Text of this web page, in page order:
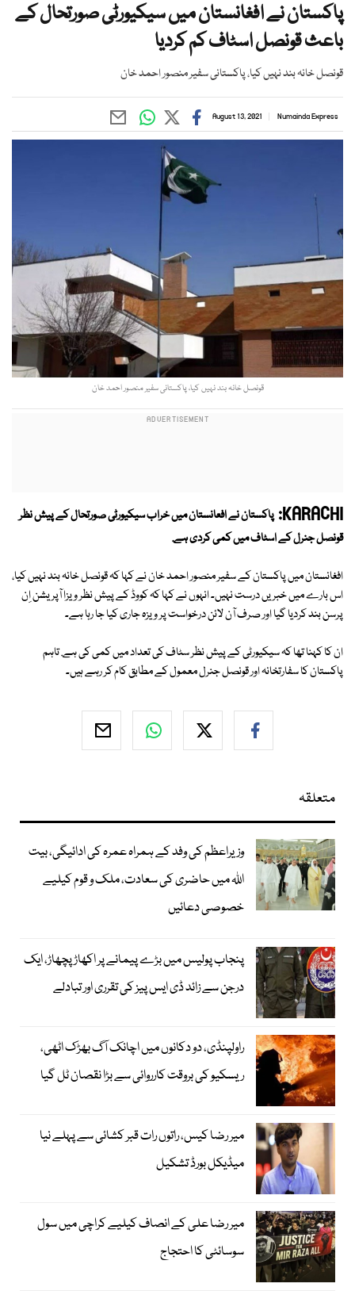
پاکستان نے افغانستان میں سیکیورٹی صورتحال کے
باعث قونصل اسٹاف کم کردیا
قونصل خانہ بند نہیں کیا، پاکستانی سفیر منصور احمد خان
Numainda Express
August 13, 2021
قونصل خانہ بند نہیں کیا، پاکستانی سفیر منصور احمد خان
KARACHI: پاکستان نے افعانستان میں خراب سیکیورٹی صورتحال کے پیش نظر
قونصل جنرل کے اسٹاف میں کمی کردی ہے.
افغانستان میں پاکستان کے سفیر منصور احمد خان نے کہا کہ قونصل خانہ بند نہیں کیا،
اس بارے میں خبریں درست نہیں۔ انہوں نے کہا کہ کووڈ کے پیش نظر ویزا آپریشن اِن
پرسن بند کردیا گیا اور صرف آن لائن درخواست پر ویزہ جاری کیا جا رہا ہے۔
ان کا کہنا تھا کہ سیکیورٹی کے پیش نظر سٹاف کی تعداد میں کمی کی ہے. تاہم
پاکستان کا سفارتخانہ اور قونصل جنرل معمول کے مطابق کام کر رہے ہیں۔
متعلقہ
وزیراعظم کی وفد کے ہمراہ عمرہ کی ادائیگی، بیت
اللہ میں حاضری کی سعادت، ملک و قوم کیلیے
خصوصی دعائیں
پنجاب پولیس میں بڑے پیمانے پر اکھاڑ پچھاڑ، ایک
درجن سے زائد ڈی ایس پیز کی تقرری اور تبادلے
راولپنڈی، دو دکانوں میں اچانک آگ بھڑک اٹھی،
ریسکیو کی بروقت کارروائی سے بڑا نقصان ٹل گیا
میر رضا کیس، راتوں رات قبر کشائی سے پہلے نیا
میڈیکل بورڈ تشکیل
میر رضا علی کے انصاف کیلیے کراچی میں سول
سوسائٹی کا احتجاج